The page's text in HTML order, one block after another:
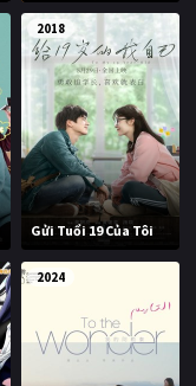
2018
Gửi Tuổi 19 Của Tôi
2024